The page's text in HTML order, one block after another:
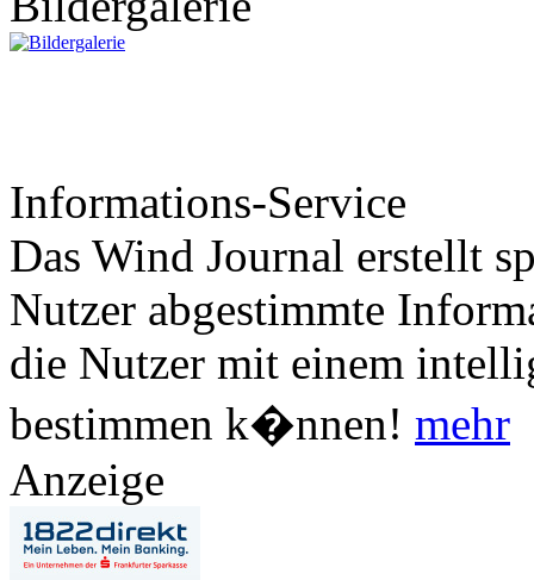
Informations-Service
Das Wind Journal erstellt
Nutzer abgestimmte
die Nutzer mit einem
bestimmen k�nnen! mehr
Anzeige